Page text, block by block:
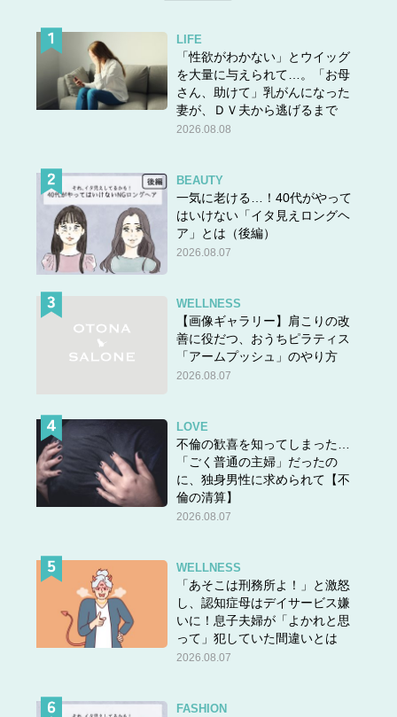
LIFE
「性欲がわかない」とウイッグ
を大量に与えられて…。「お母
さん、助けて」乳がんになった
妻が、ＤＶ夫から逃げるまで
2026.08.08
BEAUTY
一気に老ける…！40代がやって
はいけない「イタ見えロングヘ
ア」とは（後編）
2026.08.07
WELLNESS
【画像ギャラリー】肩こりの改
善に役だつ、おうちピラティス
「アームプッシュ」のやり方
2026.08.07
LOVE
不倫の歓喜を知ってしまった…
「ごく普通の主婦」だったの
に、独身男性に求められて【不
倫の清算】
2026.08.07
WELLNESS
「あそこは刑務所よ！」と激怒
し、認知症母はデイサービス嫌
いに！息子夫婦が「よかれと思
って」犯していた間違いとは
2026.08.07
FASHION